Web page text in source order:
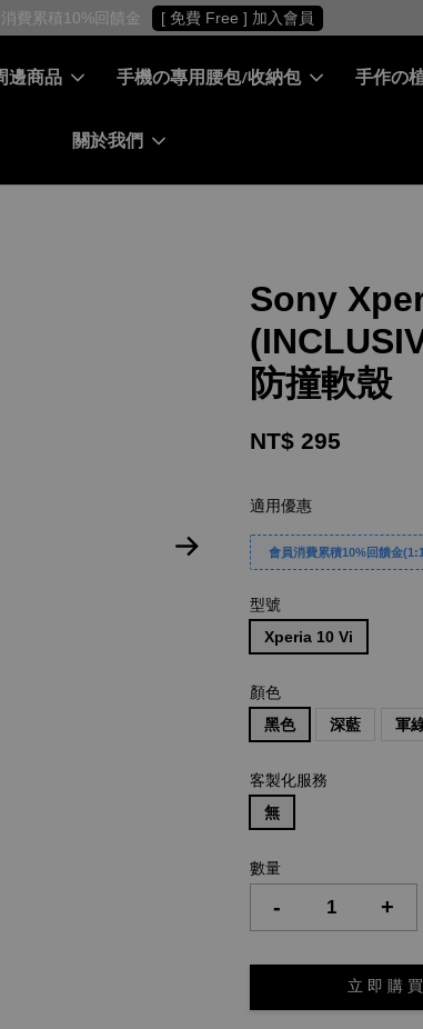
費累積10%回饋金 [ 免費 Free ] 加入會員
邊商品 手機の專用腰包/收納包 手作の
關於我們
Sony
防撞軟殼
NT$ 295
適用優惠
會員消費累積10%回饋金
型號
Xperia 10 Vi
顏色
黑色
深藍 軍
客製化服務
無
數量
- +
立 即 購 買